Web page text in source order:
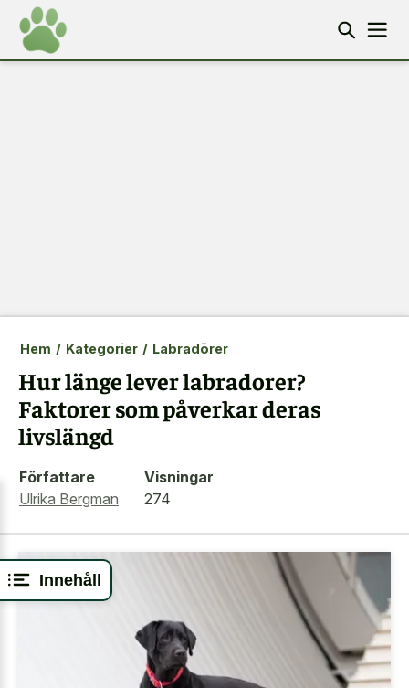
Innehåll
Hem / Kategorier / Labradörer
Hur länge lever labradorer?
Faktorer som påverkar deras
livslängd
Författare
Ulrika Bergman
Visningar
274